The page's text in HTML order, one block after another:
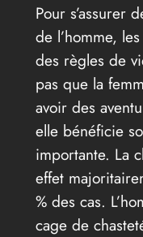
Pour s’assurer
de l’homme,
des règles de
pas que la
avoir des
elle bénéficie
importante. La
effet
% des cas.
cage de